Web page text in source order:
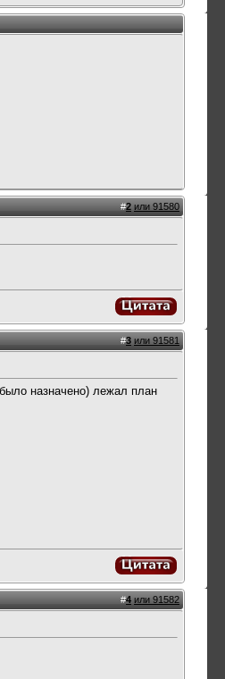
#2 или 91580
#3 или 91581
назначено) лежал план
#4 или 91582